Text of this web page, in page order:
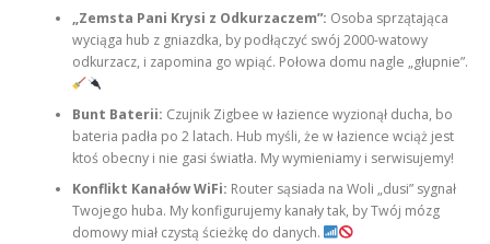
„Zemsta Pani Krysi z Odkurzaczem”: Osoba sprzątająca
wyciąga hub z gniazdka, by podłączyć swój 2000-watowy
odkurzacz, i zapomina go wpiąć. Połowa domu nagle „głupnie”.
Bunt Baterii: Czujnik Zigbee w łazience wyzionął ducha, bo
bateria padła po 2 latach. Hub myśli, że w łazience wciąż jest
ktoś obecny i nie gasi światła. My wymieniamy i serwisujemy!
Konflikt Kanałów WiFi: Router sąsiada na Woli „dusi” sygnał
Twojego huba. My konfigurujemy kanały tak, by Twój mózg
domowy miał czystą ścieżkę do danych.